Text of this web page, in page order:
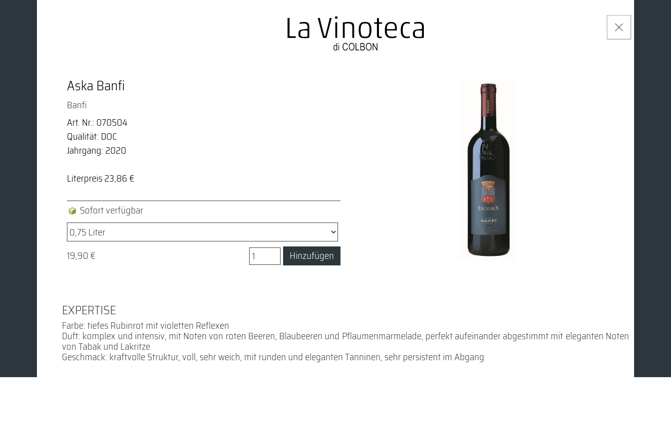
Aska Banfi
Banfi
Art. Nr.: 070504
Qualität: DOC
Jahrgang: 2020
Literpreis 23,86 €
Sofort verfügbar
19,90 € Hinzufügen
EXPERTISE
Farbe: tiefes Rubinrot mit violetten Reflexen
Duft: komplex und intensiv, mit Noten von roten Beeren, Blaubeeren und Pflaumenmarmelade, perfekt aufeinander abgestimmt mit eleganten Noten
von Tabak und Lakritze
Geschmack: kraftvolle Struktur, voll, sehr weich, mit runden und eleganten Tanninen, sehr persistent im Abgang